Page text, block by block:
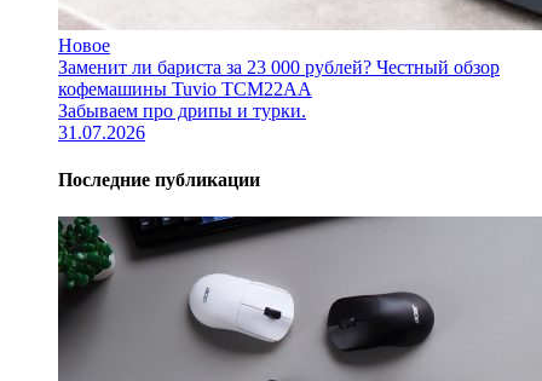
Новое
Заменит ли бариста за 23 000 рублей? Честный обзор
кофемашины Tuvio TCM22AA
Забываем про дрипы и турки.
31.07.2026
Последние публикации